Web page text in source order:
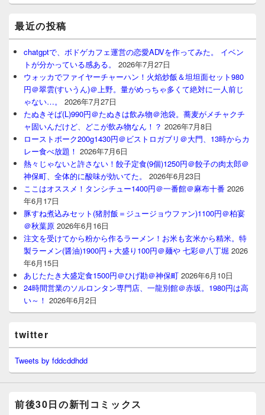
最近の投稿
chatgptで、ボドゲカフェ運営の恋愛ADVを作ってみた。 イベン
トが分かっている感ある。
2026年7月27日
ウォッカでファイヤーチャーハン！火焰炒飯＆坦坦面セット980
円＠翠雲(すいうん)＠上野。量がめっちゃ多くて絶対に一人前じ
ゃない…。
2026年7月27日
たぬきそば(L)990円＠たぬきは飲み物＠池袋。蕎麦がメチャクチ
ャ固いんだけど、どこが飲み物なん！？ 2026年7月8日
ローストポーク200g1430円＠ビストロガブリ＠大門、13時からカ
レー食べ放題！ 2026年7月6日
熱々じゃないと許さない！餃子定食(9個)1250円＠餃子の肉太郎＠
神保町、全体的に酸味が効いてた。
2026年6月23日
ここはオススメ！タンシチュー1400円＠一番館＠麻布十番 2026
年6月17日
豚すね煮込みセット(猪肘飯＝ジュージョウファン)1100円＠柏宴
＠秋葉原 2026年6月16日
注文を受けてから粉から作るラーメン！お米も玄米から精米。特
製ラーメン(醤油)1900円＋大盛り100円＠麺や 七彩＠八丁堀 2026
年6月15日
あじたたき大盛定食1500円＠ひげ勘＠神保町 2026年6月10日
24時間営業のソルロンタン専門店、一龍別館＠赤坂。1980円は高
い～！ 2026年6月2日
twitter
Tweets by fddcddhdd
前後30日の新刊コミックス